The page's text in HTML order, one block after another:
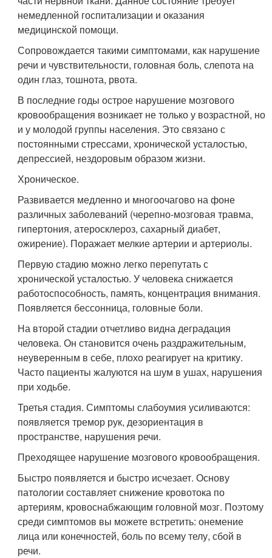
немедленной госпитализации и оказания
медицинской помощи.
Сопровождается такими симптомами, как нарушение
речи и чувствительности, головная боль, слепота на
один глаз, тошнота, рвота.
В последние годы острое нарушение мозгового
кровообращения возникает не только у возрастной, но
и у молодой группы населения. Это связано с
постоянными стрессами, хронической усталостью,
депрессией, нездоровым образом жизни.
Хроническое.
Развивается медленно и многоочагово на фоне
различных заболеваний (черепно-мозговая травма,
гипертония, атеросклероз, сахарный диабет,
ожирение). Поражает мелкие артерии и артериолы.
Первую стадию можно легко перепутать с
хронической усталостью. У человека снижается
работоспособность, память, концентрация внимания.
Появляется бессонница, головные боли.
На второй стадии отчетливо видна деградация
человека. Он становится очень раздражительным,
неуверенным в себе, плохо реагирует на критику.
Часто пациенты жалуются на шум в ушах, нарушения
при ходьбе.
Третья стадия. Симптомы слабоумия усиливаются:
появляется тремор рук, дезориентация в
пространстве, нарушения речи.
Преходящее нарушение мозгового кровообращения.
Быстро появляется и быстро исчезает. Основу
патологии составляет снижение кровотока по
артериям, кровоснабжающим головной мозг. Поэтому
среди симптомов вы можете встретить: онемение
лица или конечностей, боль по всему телу, сбой в
речи.